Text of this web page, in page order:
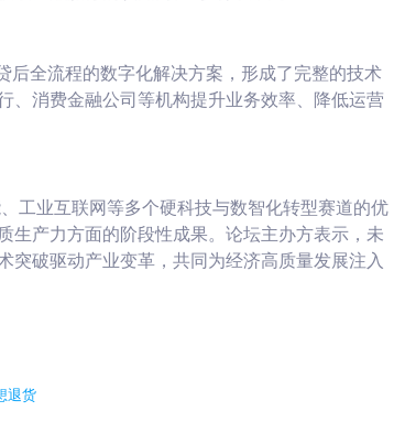
全流程的数字化解决方案，形成了完整的技术
、消费金融公司等机构提升业务效率、降低运营
工业互联网等多个硬科技与数智化转型赛道的优
生产力方面的阶段性成果。论坛主办方表示，未
破驱动产业变革，共同为经济高质量发展注入
退货